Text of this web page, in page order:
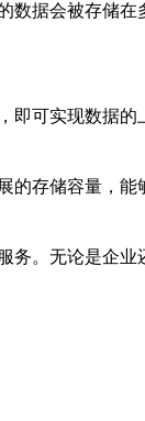
据会被存储
可实现数据
存储容量，
。无论是企